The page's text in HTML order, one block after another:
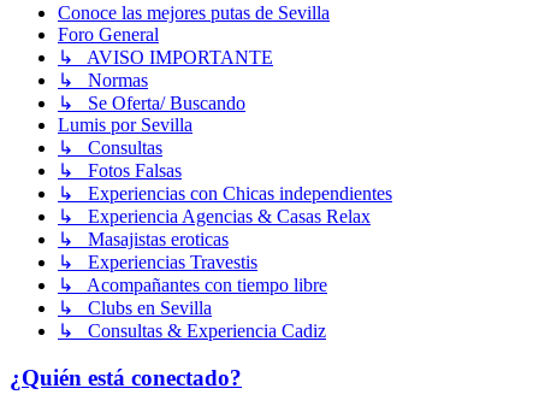
Conoce las mejores putas de Sevilla
Foro General
↳ AVISO IMPORTANTE
↳ Normas
↳ Se Oferta/ Buscando
Lumis por Sevilla
↳ Consultas
↳ Fotos Falsas
↳ Experiencias con Chicas independientes
↳ Experiencia Agencias & Casas Relax
↳ Masajistas eroticas
↳ Experiencias Travestis
↳ Acompañantes con tiempo libre
↳ Clubs en Sevilla
↳ Consultas & Experiencia Cadiz
¿Quién está conectado?